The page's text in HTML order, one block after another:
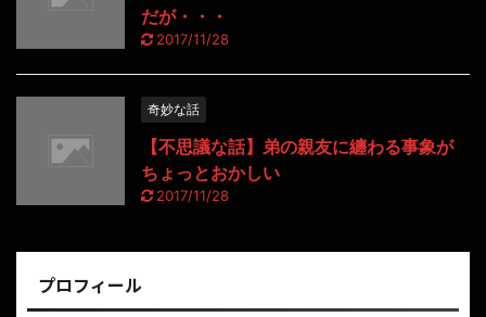
だが・・・
2017/11/28
奇妙な話
【不思議な話】弟の親友に纏わる事象が
ちょっとおかしい
2017/11/28
プロフィール